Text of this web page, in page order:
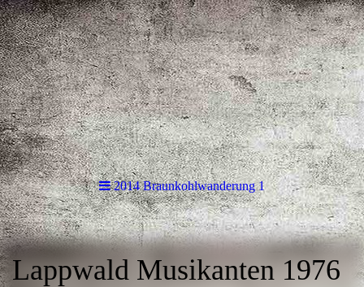
2014 Braunkohlwanderung 1
Lappwald Musikanten 1976